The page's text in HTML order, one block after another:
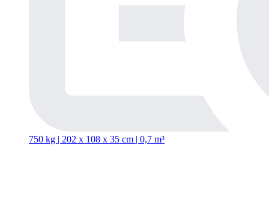
750 kg | 202 x 108 x 35 cm | 0,7 m³